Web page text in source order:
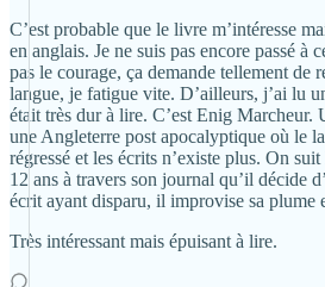
C’est probable que le livre m’intéresse
en anglais. Je ne suis pas encore passé à
pas le courage, ça demande tellement de
langue, je fatigue vite. D’ailleurs, j’ai lu
était très dur à lire. C’est Enig Marcheur.
une Angleterre post apocalyptique où le
régressé et les écrits n’existe plus. On
12 ans à travers son journal qu’il décide
écrit ayant disparu, il improvise sa plume
Très intéressant mais épuisant à lire.